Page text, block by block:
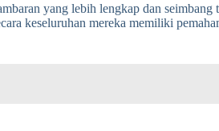
yang lebih lengkap dan
keseluruhan mereka memiliki